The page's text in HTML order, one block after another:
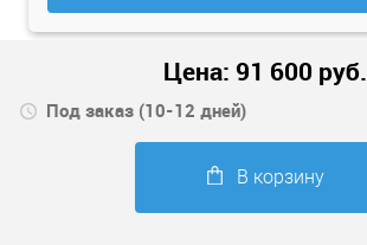
Цена: 91 600 руб.
Под заказ (10-12 дней)
В корзину